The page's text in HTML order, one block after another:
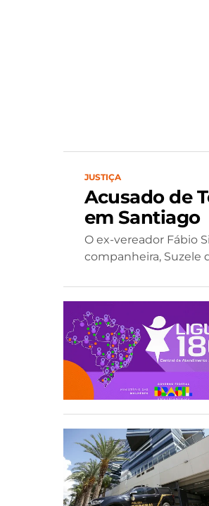
JUSTIÇA
Acusado de
em Santiago
O ex-vereador Fábio
companheira, Suzele